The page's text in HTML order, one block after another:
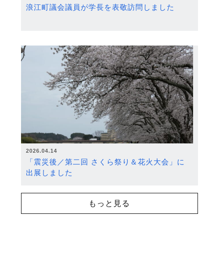
浪江町議会議員が学長を表敬訪問しました
2026.04.14
「震災後／第二回 さくら祭り＆花火大会」に
出展しました
もっと見る